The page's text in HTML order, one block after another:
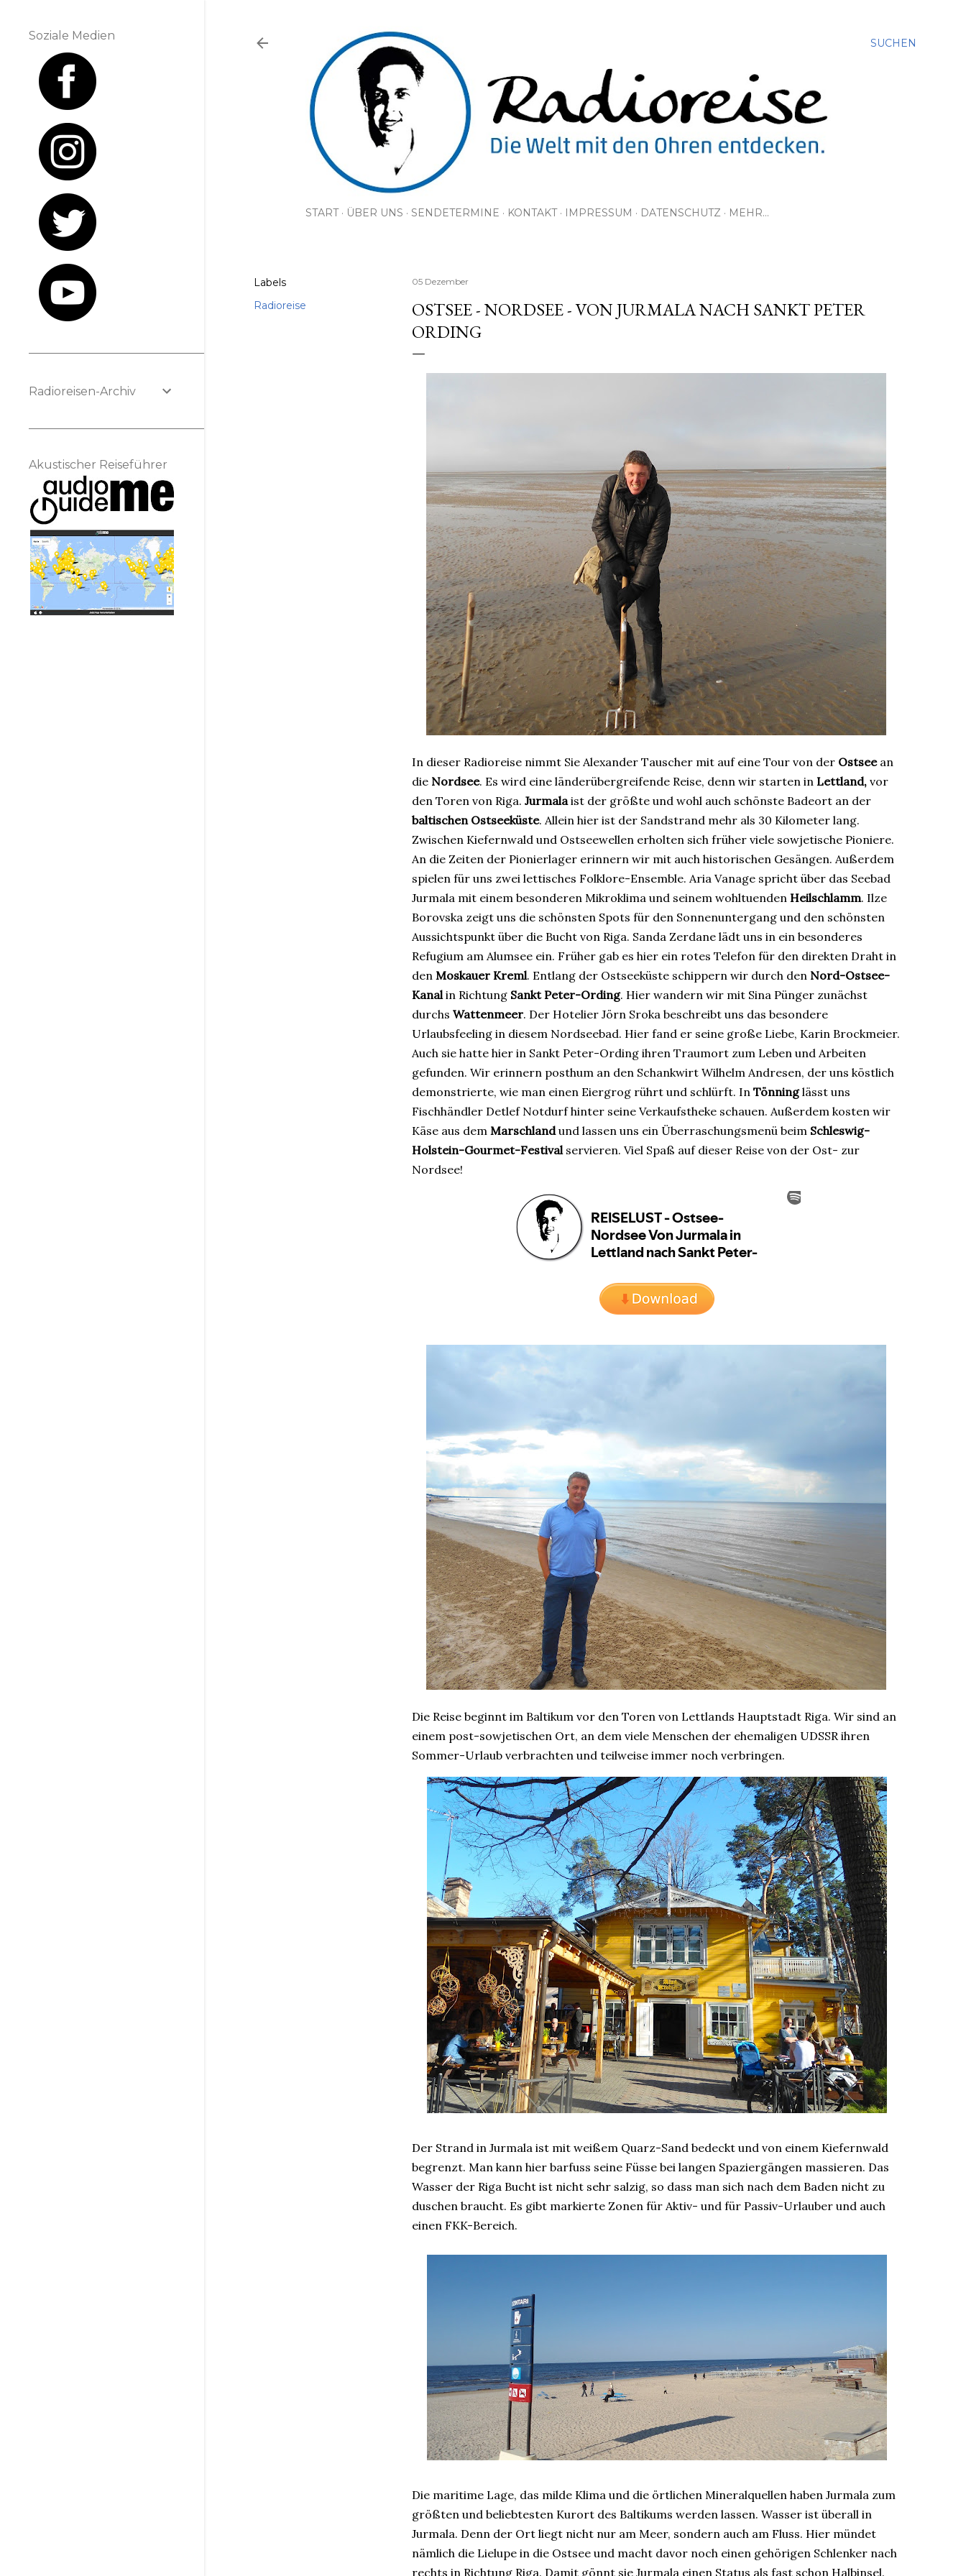
SUCHEN
START ÜBER UNS SENDETERMINE KONTAKT IMPRESSUM DATENSCHUTZ MEHR…
Labels
Radioreise
05 Dezember
OSTSEE - NORDSEE - VON JURMALA NACH SANKT PETER
ORDING
In dieser Radioreise nimmt Sie Alexander Tauscher mit auf eine Tour von der Ostseean
die Nordsee. Es wird eine länderübergreifende Reise, denn wir starten in Lettland, vor
den Toren von Riga. Jurmalaist der größte und wohl auch schönste Badeort an der
baltischen Ostseeküste. Allein hier ist der Sandstrand mehr als 30 Kilometer lang.
Zwischen Kiefernwald und Ostseewellen erholten sich früher viele sowjetische Pioniere.
An die Zeiten der Pionierlager erinnern wir mit auch historischen Gesängen. Außerdem
spielen für uns zwei lettisches Folklore-Ensemble. Aria Vanage spricht über das Seebad
Jurmala mit einem besonderen Mikroklima und seinem wohltuenden Heilschlamm. Ilze
Borovska zeigt uns die schönsten Spots für den Sonnenuntergang und den schönsten
Aussichtspunkt über die Bucht von Riga. Sanda Zerdane lädt uns in ein besonderes
Refugium am Alumsee ein. Früher gab es hier ein rotes Telefon für den direkten Draht in
den Moskauer Kreml. Entlang der Ostseeküste schippern wir durch den Nord-Ostsee-
Kanal in Richtung Sankt Peter-Ording. Hier wandern wir mit Sina Pünger zunächst
durchs Wattenmeer. Der Hotelier Jörn Sroka beschreibt uns das besondere
Urlaubsfeeling in diesem Nordseebad. Hier fand er seine große Liebe, Karin Brockmeier.
Auch sie hatte hier in Sankt Peter-Ording ihren Traumort zum Leben und Arbeiten
gefunden. Wir erinnern posthum an den Schankwirt Wilhelm Andresen, der uns köstlich
demonstrierte, wie man einen Eiergrog rührt und schlürft. In Tönninglässt uns
Fischhändler Detlef Notdurf hinter seine Verkaufstheke schauen. Außerdem kosten wir
Käse aus dem Marschlandund lassen uns ein Überraschungsmenü beim Schleswig-
Holstein-Gourmet-Festival servieren. Viel Spaß auf dieser Reise von der Ost- zur
Nordsee!
Die Reise beginnt im Baltikum vor den Toren von Lettlands Hauptstadt Riga. Wir sind an
einem post-sowjetischen Ort, an dem viele Menschen der ehemaligen UDSSR ihren
Sommer-Urlaub verbrachten und teilweise immer noch verbringen.
Der Strand in Jurmala ist mit weißem Quarz-Sand bedeckt und von einem Kiefernwald
begrenzt. Man kann hier barfuss seine Füsse bei langen Spaziergängen massieren. Das
Wasser der Riga Bucht ist nicht sehr salzig, so dass man sich nach dem Baden nicht zu
duschen braucht. Es gibt markierte Zonen für Aktiv- und für Passiv-Urlauber und auch
einen FKK-Bereich.
Die maritime Lage, das milde Klima und die örtlichen Mineralquellen haben Jurmala zum
größten und beliebtesten Kurort des Baltikums werden lassen. Wasser ist überall in
Jurmala. Denn der Ort liegt nicht nur am Meer, sondern auch am Fluss. Hier mündet
nämlich die Lielupe in die Ostsee und macht davor noch einen gehörigen Schlenker nach
rechts in Richtung Riga. Damit gönnt sie Jurmala einen Status als fast schon Halbinsel.
Soziale Medien
Radioreisen-Archiv
Akustischer Reiseführer